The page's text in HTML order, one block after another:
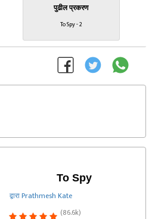
पुढील प्रकरण
To Spy - 2
To Spy
द्वारा Prathmesh Kate
(86.6k)